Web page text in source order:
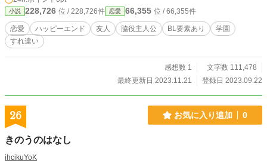
小説 228,726 位 / 228,726件 恋愛 66,355 位 / 66,355件
恋愛 ハッピーエンド 友人 脇役主人公 BL要素あり
学園
すれ違い
感想数 1
文字数 111,478
最終更新日 2023.11.21
登録日 2023.09.22
26 お気に入り追加 0
きのうのはなし
ihcikuYoK